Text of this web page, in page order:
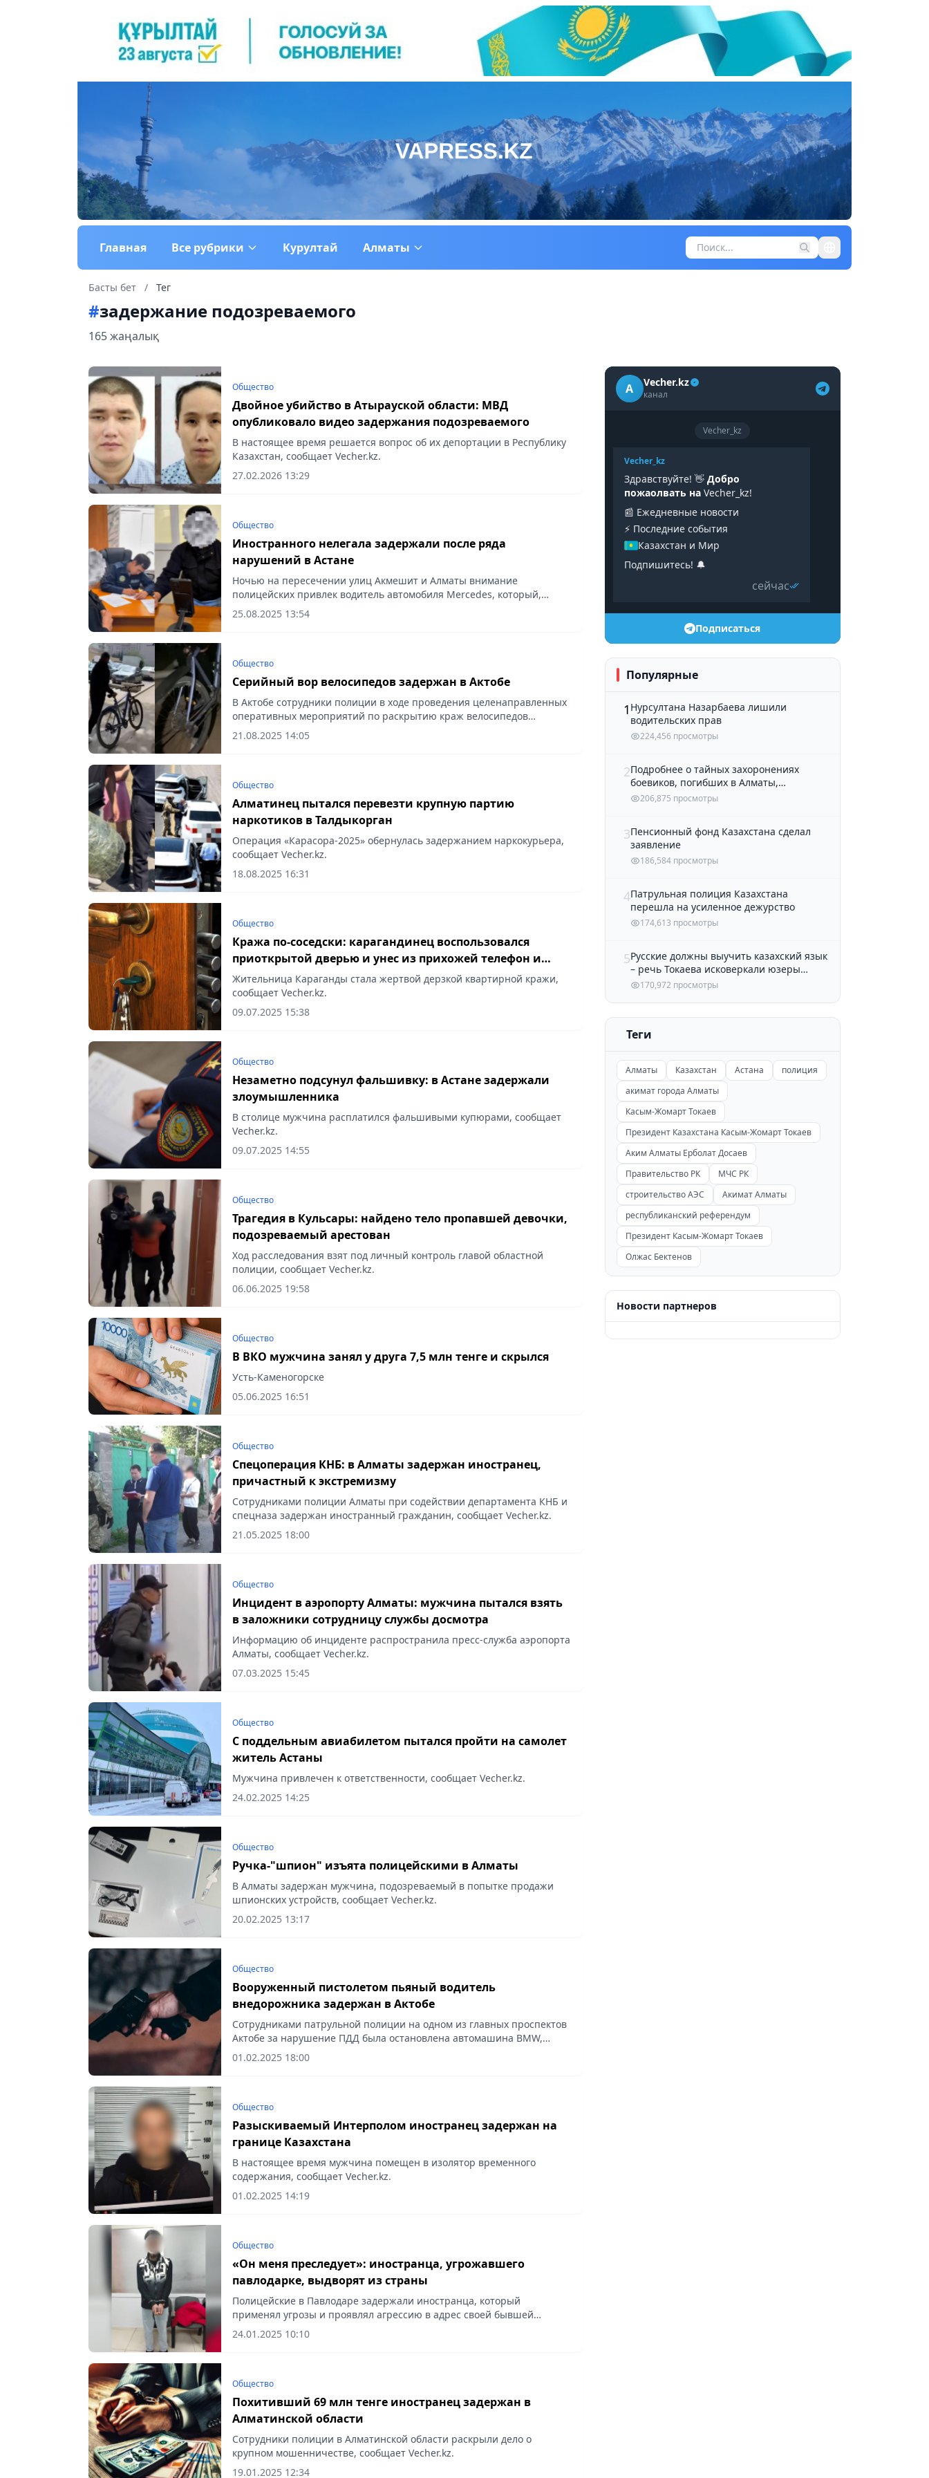
Главная Все рубрики Курултай Алматы
Басты бет / Тег
#задержание подозреваемого
165 жаңалық
Общество
Двойное убийство в Атырауской области: МВД
опубликовало видео задержания подозреваемого
В настоящее время решается вопрос об их депортации в Республику
Казахстан, сообщает Vecher.kz.
27.02.2026 13:29
Общество
Иностранного нелегала задержали после ряда
нарушений в Астане
Ночью на пересечении улиц Акмешит и Алматы внимание
полицейских привлек водитель автомобиля Mercedes, который,
заметив патрульную машину, резко свернул во двор, пытаясь
скрыться, сообщает Vecher.kz.
25.08.2025 13:54
Общество
Серийный вор велосипедов задержан в Актобе
В Актобе сотрудники полиции в ходе проведения целенаправленных
оперативных мероприятий по раскрытию краж велосипедов
задержали 22-летнего молодого человека.
21.08.2025 14:05
Общество
Алматинец пытался перевезти крупную партию
наркотиков в Талдыкорган
Операция «Карасора-2025» обернулась задержанием наркокурьера,
сообщает Vecher.kz.
18.08.2025 16:31
Общество
Кража по-соседски: карагандинец воспользовался
приоткрытой дверью и унес из прихожей телефон и
деньги
Жительница Караганды стала жертвой дерзкой квартирной кражи,
сообщает Vecher.kz.
09.07.2025 15:38
Общество
Незаметно подсунул фальшивку: в Астане задержали
злоумышленника
В столице мужчина расплатился фальшивыми купюрами, сообщает
Vecher.kz.
09.07.2025 14:55
Общество
Трагедия в Кульсары: найдено тело пропавшей девочки,
подозреваемый арестован
Ход расследования взят под личный контроль главой областной
полиции, сообщает Vecher.kz.
06.06.2025 19:58
Общество
В ВКО мужчина занял у друга 7,5 млн тенге и скрылся
Усть-Каменогорске
05.06.2025 16:51
Общество
Спецоперация КНБ: в Алматы задержан иностранец,
причастный к экстремизму
Сотрудниками полиции Алматы при содействии департамента КНБ и
спецназа задержан иностранный гражданин, сообщает Vecher.kz.
21.05.2025 18:00
Общество
Инцидент в аэропорту Алматы: мужчина пытался взять
в заложники сотрудницу службы досмотра
Информацию об инциденте распространила пресс-служба аэропорта
Алматы, сообщает Vecher.kz.
07.03.2025 15:45
Общество
С поддельным авиабилетом пытался пройти на самолет
житель Астаны
Мужчина привлечен к ответственности, сообщает Vecher.kz.
24.02.2025 14:25
Общество
Ручка-"шпион" изъята полицейскими в Алматы
В Алматы задержан мужчина, подозреваемый в попытке продажи
шпионских устройств, сообщает Vecher.kz.
20.02.2025 13:17
Общество
Вооруженный пистолетом пьяный водитель
внедорожника задержан в Актобе
Сотрудниками патрульной полиции на одном из главных проспектов
Актобе за нарушение ПДД была остановлена автомашина BMW,
сообщает Vecher.kz.
01.02.2025 18:00
Общество
Разыскиваемый Интерполом иностранец задержан на
границе Казахстана
В настоящее время мужчина помещен в изолятор временного
содержания, сообщает Vecher.kz.
01.02.2025 14:19
Общество
«Он меня преследует»: иностранца, угрожавшего
павлодарке, выдворят из страны
Полицейские в Павлодаре задержали иностранца, который
применял угрозы и проявлял агрессию в адрес своей бывшей
сожительницы, сообщает Vecher.kz.
24.01.2025 10:10
Общество
Похитивший 69 млн тенге иностранец задержан в
Алматинской области
Сотрудники полиции в Алматинской области раскрыли дело о
крупном мошенничестве, сообщает Vecher.kz.
19.01.2025 12:34
A Vecher.kz
канал
Vecher_kz
Vecher_kz
Здравствуйте! 👋 Добро
пожаолвать наVecher_kz!
📰 Ежедневные новости
⚡️ Последние события
Казахстан и Мир
Подпишитесь! 🔔
сейчас
Подписаться
Популярные
1 Нурсултана Назарбаева лишили
водительских прав
224,456 просмотры
2Подробнее о тайных захоронениях
боевиков, погибших в Алматы,
рассказали в полиции
206,875 просмотры
3Пенсионный фонд Казахстана сделал
заявление
186,584 просмотры
4Патрульная полиция Казахстана
перешла на усиленное дежурство
174,613 просмотры
5Русские должны выучить казахский язык
– речь Токаева исковеркали юзеры
Казнета
170,972 просмотры
Теги
Алматы Казахстан Астана
полиция
акимат города Алматы
Касым-Жомарт Токаев
Президент Казахстана Касым-Жомарт Токаев
Аким Алматы Ерболат Досаев
Правительство РК
МЧС РК
строительство АЭС
Акимат Алматы
республиканский референдум
Президент Касым-Жомарт Токаев
Олжас Бектенов
Новости партнеров